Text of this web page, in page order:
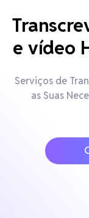
e vídeo
Serviços de
as Suas